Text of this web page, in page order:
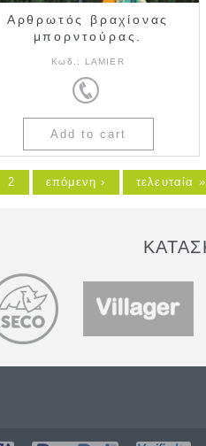
Αρθρωτός βραχίονας
μπορντούρας.
Κωδ.: LAMIER
2 επόμενη › τελευταία »